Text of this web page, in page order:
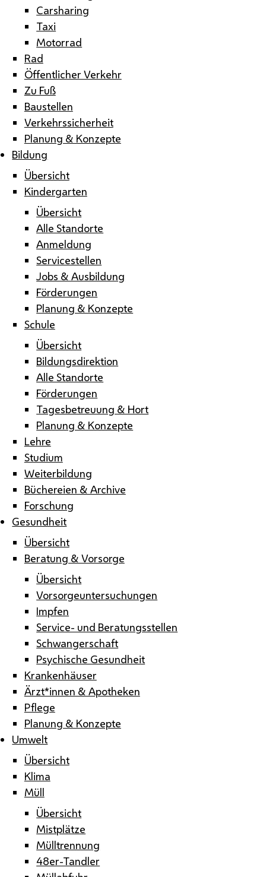
Carsharing
Taxi
Motorrad
Rad
Öffentlicher Verkehr
Zu Fuß
Baustellen
Verkehrssicherheit
Planung & Konzepte
Bildung
Übersicht
Kindergarten
Übersicht
Alle Standorte
Anmeldung
Servicestellen
Jobs & Ausbildung
Förderungen
Planung & Konzepte
Schule
Übersicht
Bildungsdirektion
Alle Standorte
Förderungen
Tagesbetreuung & Hort
Planung & Konzepte
Lehre
Studium
Weiterbildung
Büchereien & Archive
Forschung
Gesundheit
Übersicht
Beratung & Vorsorge
Übersicht
Vorsorgeuntersuchungen
Impfen
Service- und Beratungsstellen
Schwangerschaft
Psychische Gesundheit
Krankenhäuser
Ärzt*innen & Apotheken
Pflege
Planung & Konzepte
Umwelt
Übersicht
Klima
Müll
Übersicht
Mistplätze
Mülltrennung
48er-Tandler